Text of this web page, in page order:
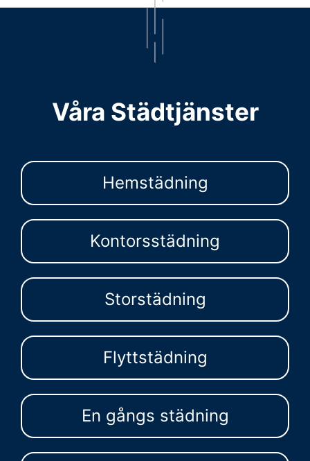
Våra Städtjänster
Hemstädning
Kontorsstädning
Storstädning
Flyttstädning
En gångs städning